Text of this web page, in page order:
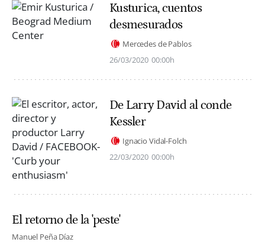
Kusturica, cuentos
desmesurados
Mercedes de Pablos
26/03/2020 00:00h
De Larry David al conde
Kessler
Ignacio Vidal-Folch
22/03/2020 00:00h
El retorno de la 'peste'
Manuel Peña Díaz